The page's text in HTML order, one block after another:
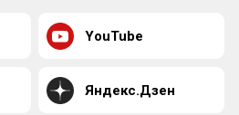
YouTube
Яндекс.Дзен